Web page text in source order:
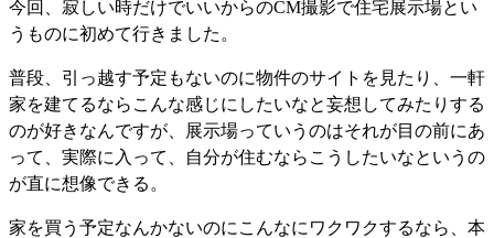
今回、寂しい時だけでいいからのCM撮影で住宅展示場とい
うものに初めて行きました。
普段、引っ越す予定もないのに物件のサイトを見たり、一軒
家を建てるならこんな感じにしたいなと妄想してみたりする
のが好きなんですが、展示場っていうのはそれが目の前にあ
って、実際に入って、自分が住むならこうしたいなというの
が直に想像できる。
家を買う予定なんかないのにこんなにワクワクするなら、本